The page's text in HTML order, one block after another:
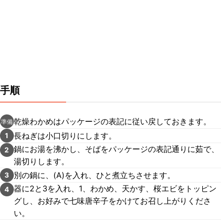
手順
準備乾燥わかめはパッケージの表記に従い戻しておきます。
1 長ねぎは小口切りにします。
2
鍋にお湯を沸かし、そばをパッケージの表記通りに茹で、
湯切りします。
3 別の鍋に、(A)を入れ、ひと煮立ちさせます。
4 器に2と3を入れ、1、わかめ、天かす、桜エビをトッピン
グし、お好みで七味唐辛子をかけてお召し上がりくださ
い。